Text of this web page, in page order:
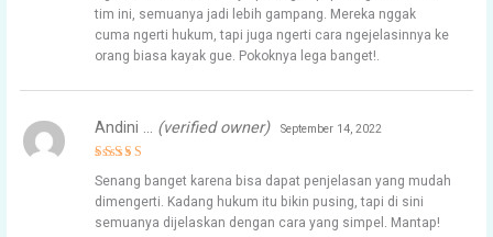
tim ini, semuanya jadi lebih gampang. Mereka nggak
cuma ngerti hukum, tapi juga ngerti cara ngejelasinnya ke
orang biasa kayak gue. Pokoknya lega banget!.
5
out of 5
Andini … (verified owner) September 14, 2022
Senang banget karena bisa dapat penjelasan yang mudah
dimengerti. Kadang hukum itu bikin pusing, tapi di sini
semuanya dijelaskan dengan cara yang simpel. Mantap!